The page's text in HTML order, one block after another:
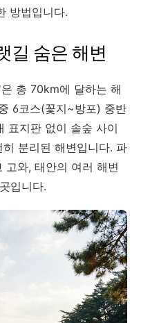
방법입니다.
숨은 해변
총 70km에 달하는 해
6코스(꽃지~방포) 중반
표지판 없이 솔숲 사이
분리된 해변입니다. 파
고와, 태안의 여러 해변
입니다.